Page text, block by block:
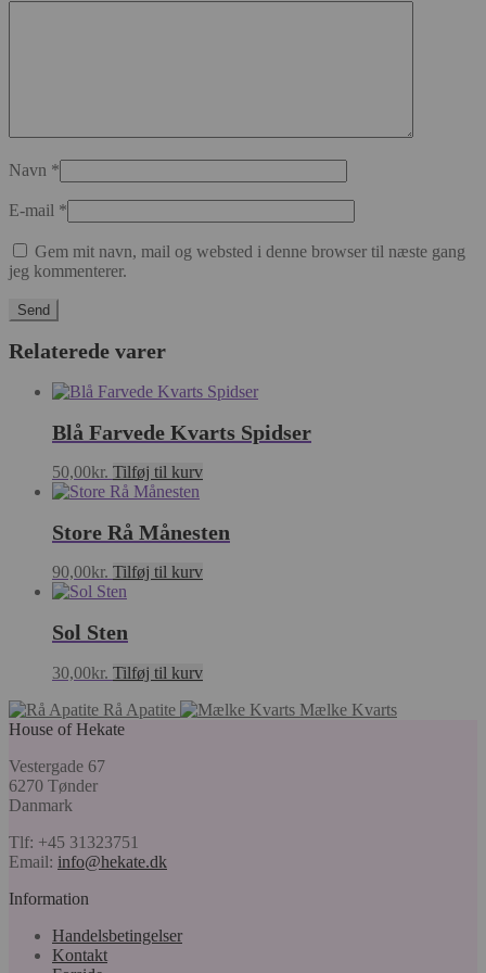
Navn *
E-mail *
Gem mit navn, mail og websted i denne browser til næste gang
jeg kommenterer.
Relaterede varer
Blå Farvede Kvarts Spidser
50,00kr. Tilføj til kurv
Store Rå Månesten
90,00kr. Tilføj til kurv
Sol Sten
30,00kr. Tilføj til kurv
Rå Apatite
Mælke Kvarts
House of Hekate
Vestergade 67
6270 Tønder
Danmark
Tlf: +45 31323751
Email: info@hekate.dk
Information
Handelsbetingelser
Kontakt